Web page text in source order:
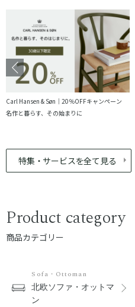
Carl Hansen & Søn｜20％OFFキャンペーン
名作と暮らす、その始まりに
特集・サービスを全て見る
Product category
商品カテゴリー
Sofa・Ottoman
北欧ソファ・オットマ
ン